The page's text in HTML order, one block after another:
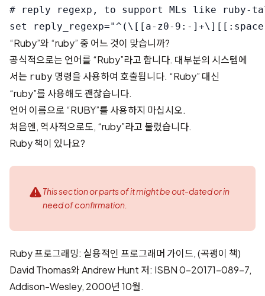
# reply regexp, to support MLs like ruby-
“Ruby”와 “ruby” 중 어느 것이 맞습니까?
공식적으로는 언어를 “Ruby”라고 합니다. 대부분의 시스템에
서는 ruby 명령을 사용하여 호출됩니다. “Ruby” 대신
“ruby”를 사용해도 괜찮습니다.
언어 이름으로 “RUBY”를 사용하지 마십시오.
처음엔, 역사적으로도, “ruby”라고 불렸습니다.
Ruby 책이 있나요?
This section or parts of it might be out-dated or in
need of confirmation.
Ruby 프로그래밍: 실용적인 프로그래머 가이드, (곡괭이 책)
David Thomas와 Andrew Hunt 저: ISBN 0-20171-089-7,
Addison-Wesley, 2000년 10월.